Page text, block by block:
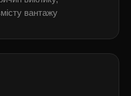
вантажу